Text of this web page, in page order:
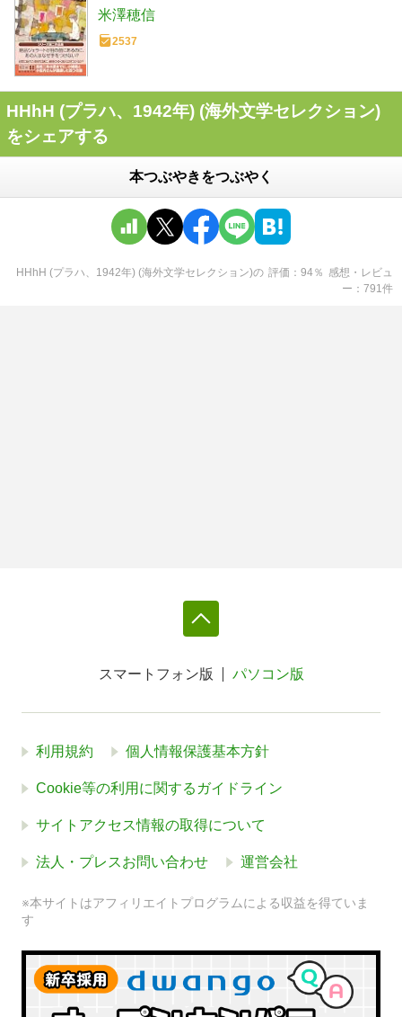
米澤穂信
2537
HHhH (プラハ、1942年) (海外文学セレクション)
をシェアする
本つぶやきをつぶやく
HHhH (プラハ、1942年) (海外文学セレクション)の 評価 94％ 感想・レビュ
ー
791件
スマートフォン版 パソコン版
利用規約 個人情報保護基本方針
Cookie等の利用に関するガイドライン
サイトアクセス情報の取得について
法人・プレスお問い合わせ 運営会社
※本サイトはアフィリエイトプログラムによる収益を得ていま
す